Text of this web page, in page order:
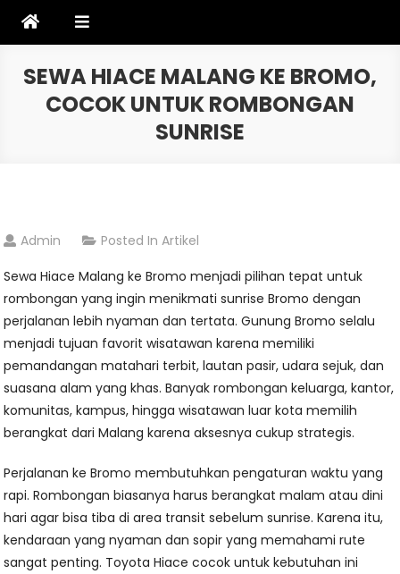
SEWA HIACE MALANG KE BROMO,
COCOK UNTUK ROMBONGAN
SUNRISE
Admin Posted InArtikel
Sewa Hiace Malang ke Bromo menjadi pilihan tepat untuk
rombongan yang ingin menikmati sunrise Bromo dengan
perjalanan lebih nyaman dan tertata. Gunung Bromo selalu
menjadi tujuan favorit wisatawan karena memiliki
pemandangan matahari terbit, lautan pasir, udara sejuk, dan
suasana alam yang khas. Banyak rombongan keluarga, kantor,
komunitas, kampus, hingga wisatawan luar kota memilih
berangkat dari Malang karena aksesnya cukup strategis.
Perjalanan ke Bromo membutuhkan pengaturan waktu yang
rapi. Rombongan biasanya harus berangkat malam atau dini
hari agar bisa tiba di area transit sebelum sunrise. Karena itu,
kendaraan yang nyaman dan sopir yang memahami rute
sangat penting. Toyota Hiace cocok untuk kebutuhan ini